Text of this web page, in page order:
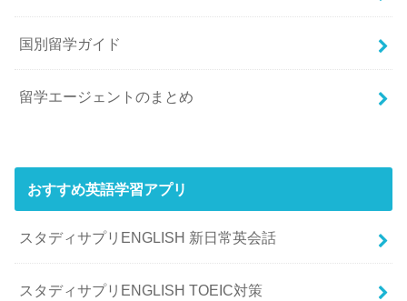
国別留学ガイド
留学エージェントのまとめ
おすすめ英語学習アプリ
スタディサプリENGLISH 新日常英会話
スタディサプリENGLISH TOEIC対策